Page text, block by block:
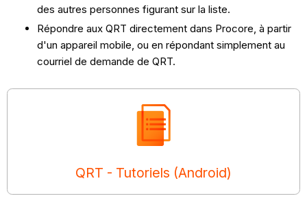
des autres personnes figurant sur la liste.
Répondre aux QRT directement dans Procore, à partir
d'un appareil mobile, ou en répondant simplement au
courriel de demande de QRT.
QRT - Tutoriels (Android)